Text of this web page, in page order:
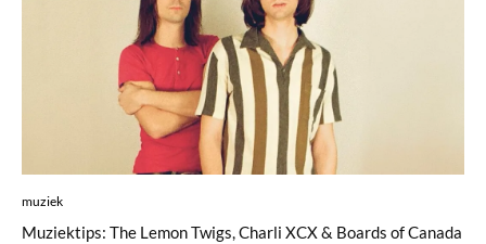
muziek
Muziektips: The Lemon Twigs, Charli XCX & Boards of Canada